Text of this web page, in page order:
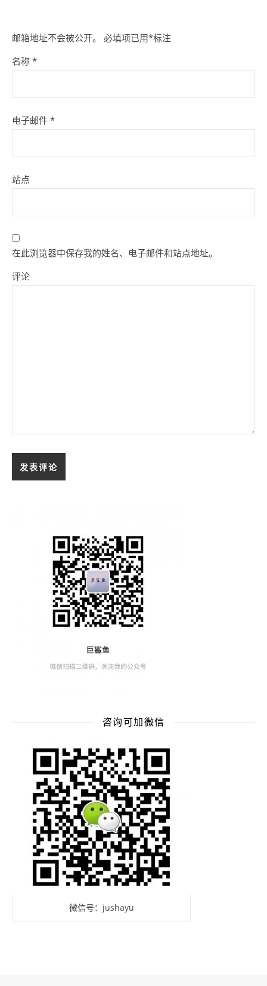
邮箱地址不会被公开。 必填项已用*标注
名称 *
电子邮件 *
站点
在此浏览器中保存我的姓名、电子邮件和站点地址。
评论
咨询可加微信
微信号：jushayu